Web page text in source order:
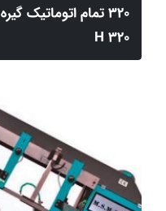
H 320